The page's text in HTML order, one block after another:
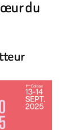
du